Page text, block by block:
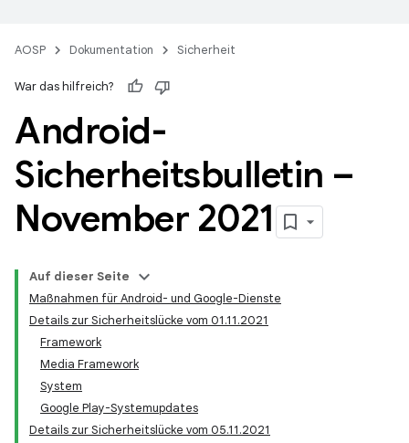
AOSP Dokumentation Sicherheit
War das hilfreich?
Android-
Sicherheitsbulletin –
November 2021
Auf dieser Seite
Maßnahmen für Android- und Google-Dienste
Details zur Sicherheitslücke vom 01.11.2021
Framework
Media Framework
System
Google Play-Systemupdates
Details zur Sicherheitslücke vom 05.11.2021